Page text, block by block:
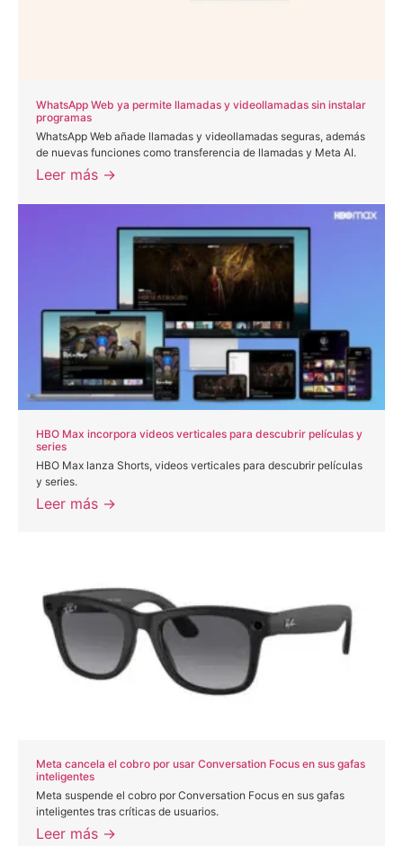
WhatsApp Web ya permite llamadas y videollamadas sin instalar
programas
WhatsApp Web añade llamadas y videollamadas seguras, además
de nuevas funciones como transferencia de llamadas y Meta AI.
Leer más →
HBO Max incorpora videos verticales para descubrir películas y
series
HBO Max lanza Shorts, videos verticales para descubrir películas
y series.
Leer más →
Meta cancela el cobro por usar Conversation Focus en sus gafas
inteligentes
Meta suspende el cobro por Conversation Focus en sus gafas
inteligentes tras críticas de usuarios.
Leer más →